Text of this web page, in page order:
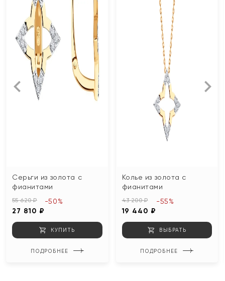
Серьги из золота с
фианитами
55 620 ₽
27 810 ₽
-50%
КУПИТЬ
ПОДРОБНЕЕ
Колье из золота с
фианитами
43 200 ₽
19 440 ₽
-55%
ВЫБРАТЬ
ПОДРОБНЕЕ